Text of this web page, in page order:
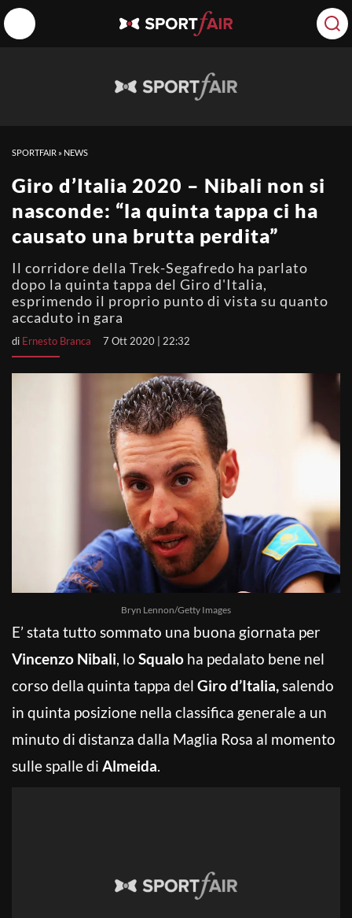
SPORTFAIR » NEWS
Giro d’Italia 2020 – Nibali non si
nasconde: “la quinta tappa ci ha
causato una brutta perdita”
Il corridore della Trek-Segafredo ha parlato
dopo la quinta tappa del Giro d'Italia,
esprimendo il proprio punto di vista su quanto
accaduto in gara
di Ernesto Branca 7 Ott 2020 | 22:32
Bryn Lennon/Getty Images
E’ stata tutto sommato una buona giornata per
Vincenzo Nibali, lo Squalo ha pedalato bene nel
corso della quinta tappa del Giro d’Italia,salendo
in quinta posizione nella classifica generale a un
minuto di distanza dalla Maglia Rosa al momento
sulle spalle di Almeida.